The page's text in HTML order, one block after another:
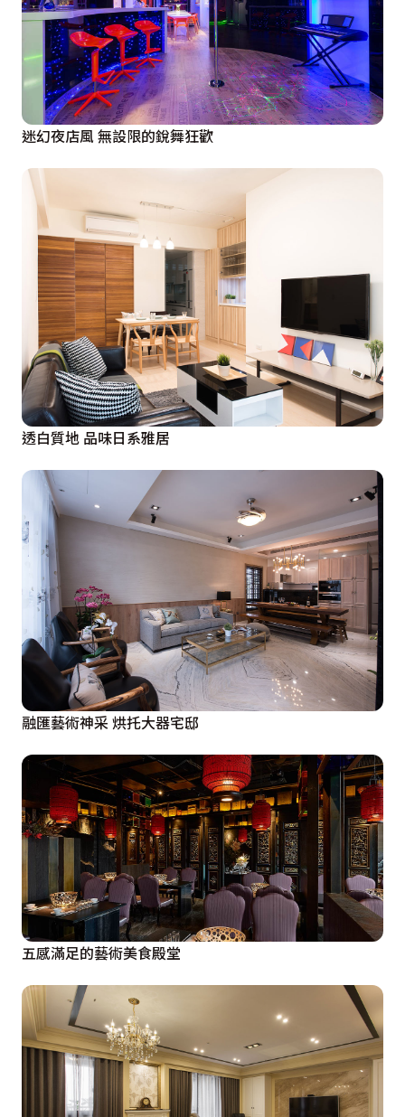
迷幻夜店風 無設限的銳舞狂歡
透白質地 品味日系雅居
融匯藝術神采 烘托大器宅邸
五感滿足的藝術美食殿堂